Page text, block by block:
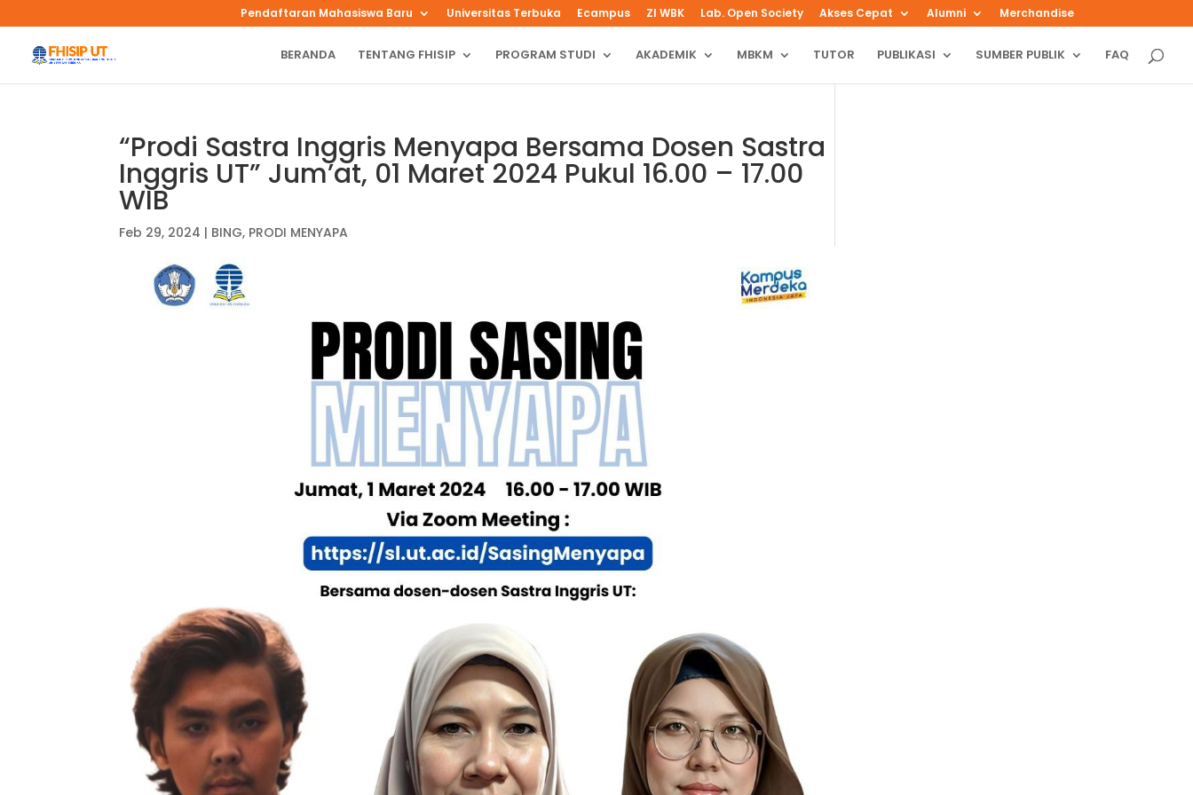
Pendaftaran Mahasiswa Baru Universitas Terbuka Ecampus ZI WBK Lab. Open Society Akses Cepat Alumni Merchandise
BERANDA TENTANG FHISIP PROGRAM STUDI AKADEMIK MBKM TUTOR PUBLIKASI SUMBER PUBLIK FAQ
“Prodi Sastra Inggris Menyapa Bersama Dosen Sastra
Inggris UT” Jum’at, 01 Maret 2024 Pukul 16.00 – 17.00
WIB
Feb 29, 2024 | BING, PRODI MENYAPA